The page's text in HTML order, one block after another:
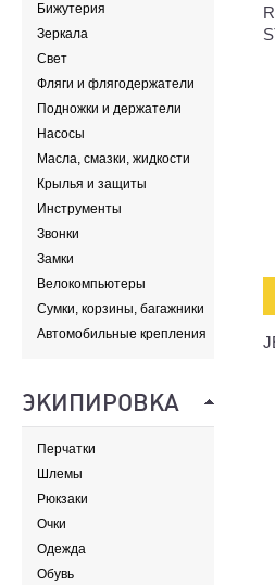
Бижутерия
Зеркала
Свет
Фляги и флягодержатели
Подножки и держатели
Насосы
Масла, смазки, жидкости
Крылья и защиты
Инструменты
Звонки
Замки
Велокомпьютеры
Сумки, корзины, багажники
и адаптеры
Автомобильные крепления
ЭКИПИРОВКА
Перчатки
Шлемы
Рюкзаки
Очки
Одежда
Обувь